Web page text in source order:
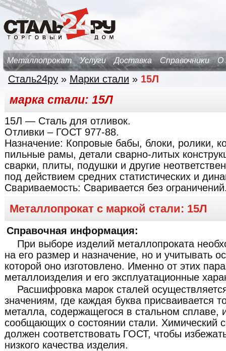
Металлопрокат Услуги Доставка Справочники О
Сталь24ру » Марки стали » 15Л
марка стали: 15Л
15Л — Сталь для отливок.
Отливки – ГОСТ 977-88.
Назначение: Копровые бабы, блоки, ролики,
пильные рамы, детали сварно-литых
сварки, плиты, подушки и другие
под действием средних статистических и
Свариваемость: Сваривается без
Металлопрокат с маркой стали: 15Л
Справочная информация:
При выборе изделий металлопроката
на его размер и назначение, но и учитывать
которой оно изготовлено. Именно от этих
металлоизделия и его эксплуатационные
Расшифровка марок сталей
значениям, где каждая буква присваивается
металла, содержащегося в стальном сплаве,
сообщающих о состоянии стали. Химический
должен соответствовать ГОСТ, чтобы
низкого качества изделия.